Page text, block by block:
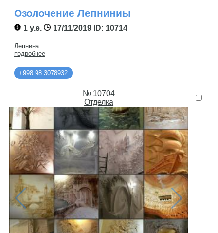
Озолочение Лепниниы
1 у.е. 17/11/2019ID: 10714
Лепнина
подробнее
+998 98 3078932
№ 10704
Отделка